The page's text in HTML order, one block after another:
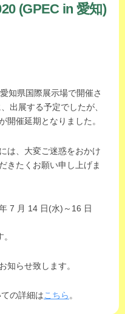
(GPEC in 愛知)
知県国際展示場で開催さ
出展する予定でしたが、
開催延期となりました。
は、大変ご迷惑をおかけ
きたくお願い申し上げま
7 月 14 日(水)～16 日
知らせ致します。
の詳細はこちら 。